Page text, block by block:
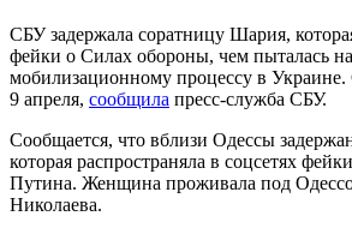
СБУ задержала соратницу Шария,
фейки о Силах обороны, чем пыталась
мобилизационному процессу в
9 апреля, сообщила пресс-служба СБУ.
Сообщается, что вблизи Одессы
которая распространяла в соцсетях
Путина. Женщина проживала под
Николаева.